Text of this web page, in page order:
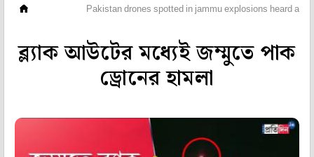
Pakistan drones spotted in jammu explosions heard
ব্ল্যাক আউটের মধ্যেই জম্মুতে পাক
ড্রোনের হামলা